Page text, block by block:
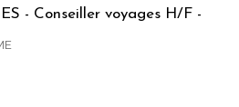
- Conseiller voyages H/F -